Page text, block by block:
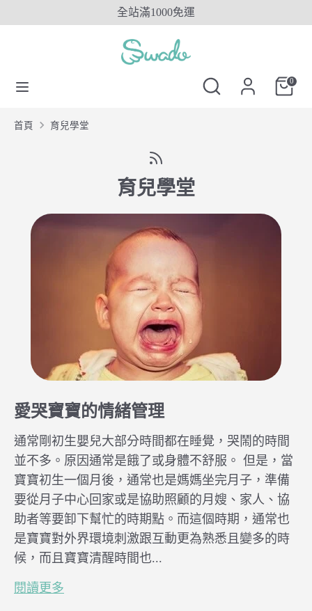
to
全站滿1000免運
SwadoTW
0
尋
首頁 育兒學堂
育兒學堂
愛哭寶寶的情緒管理
通常剛初生嬰兒大部分時間都在睡覺，哭鬧的時間
並不多。原因通常是餓了或身體不舒服。 但是，當
寶寶初生一個月後，通常也是媽媽坐完月子，準備
要從月子中心回家或是協助照顧的月嫂、家人、協
助者等要卸下幫忙的時期點。而這個時期，通常也
是寶寶對外界環境刺激跟互動更為熟悉且變多的時
候，而且寶寶清醒時間也...
閱讀更多